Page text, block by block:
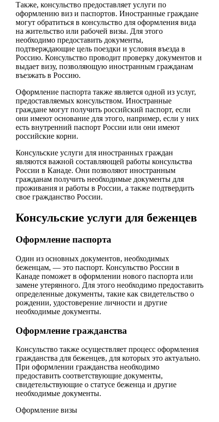
Также, консульство предоставляет услуги по
оформлению виз и паспортов. Иностранные граждане
могут обратиться в консульство для оформления вида
на жительство или рабочей визы. Для этого
необходимо предоставить документы,
подтверждающие цель поездки и условия въезда в
Россию. Консульство проводит проверку документов и
выдает визу, позволяющую иностранным гражданам
въезжать в Россию.
Оформление паспорта также является одной из услуг,
предоставляемых консульством. Иностранные
граждане могут получить российский паспорт, если
они имеют основание для этого, например, если у них
есть внутренний паспорт России или они имеют
российские корни.
Консульские услуги для иностранных граждан
являются важной составляющей работы консульства
России в Канаде. Они позволяют иностранным
гражданам получить необходимые документы для
проживания и работы в России, а также подтвердить
свое гражданство России.
Консульские услуги для беженцев
Оформление паспорта
Один из основных документов, необходимых
беженцам, — это паспорт. Консульство России в
Канаде поможет в оформлении нового паспорта или
замене утерянного. Для этого необходимо предоставить
определенные документы, такие как свидетельство о
рождении, удостоверение личности и другие
необходимые документы.
Оформление гражданства
Консульство также осуществляет процесс оформления
гражданства для беженцев, для которых это актуально.
При оформлении гражданства необходимо
предоставить соответствующие документы,
свидетельствующие о статусе беженца и другие
необходимые документы.
Оформление визы